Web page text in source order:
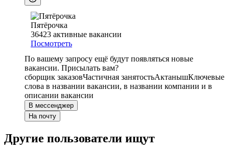
Пятёрочка
36423 активные вакансии
Посмотреть
По вашему запросу ещё будут появляться новые
вакансии. Присылать вам?
сборщик заказовЧастичная занятостьАктанышКлючевые
слова в названии вакансии, в названии компании и в
описании вакансии
В мессенджер
На почту
Другие пользователи ищут